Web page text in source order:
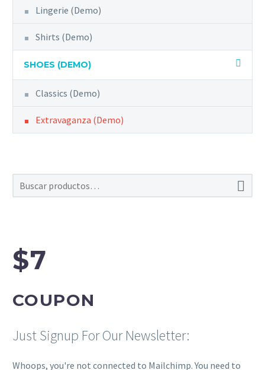
Lingerie (Demo)
Shirts (Demo)
SHOES (DEMO)
Classics (Demo)
Extravaganza (Demo)

$7
COUPON
Just Signup For Our Newsletter:
Whoops, you're not connected to Mailchimp. You need to